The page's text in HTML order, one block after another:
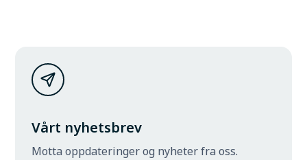
Vårt nyhetsbrev
Motta oppdateringer og nyheter fra oss.